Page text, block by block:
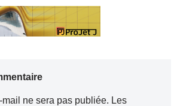
ne sera pas publiée. Les